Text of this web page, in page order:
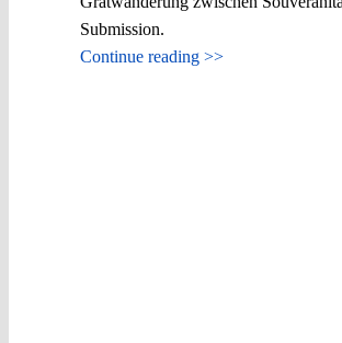
Submission.
Continue reading >>